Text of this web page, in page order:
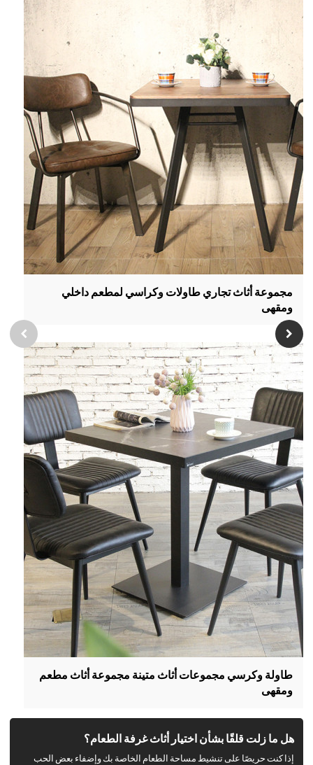
مجموعة أثاث تجاري طاولات وكراسي لمطعم داخلي
ومقهى
طاولة وكرسي مجموعات أثاث متينة مجموعة أثاث مطعم
ومقهى
هل ما زلت قلقًا بشأن اختيار أثاث غرفة الطعام؟
إذا كنت حريصًا على تنشيط مساحة الطعام الخاصة بك وإضفاء بعض الحب